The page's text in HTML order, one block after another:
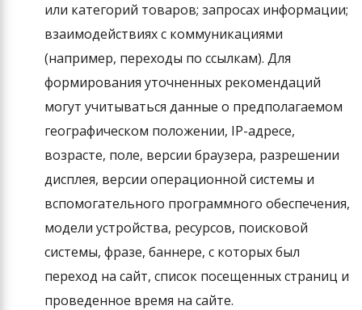
или категорий товаров; запросах информации;
взаимодействиях с коммуникациями
(например, переходы по ссылкам). Для
формирования уточненных рекомендаций
могут учитываться данные о предполагаемом
географическом положении, IP-адресе,
возрасте, поле, версии браузера, разрешении
дисплея, версии операционной системы и
вспомогательного программного обеспечения,
модели устройства, ресурсов, поисковой
системы, фразе, баннере, с которых был
переход на сайт, список посещенных страниц и
проведенное время на сайте.